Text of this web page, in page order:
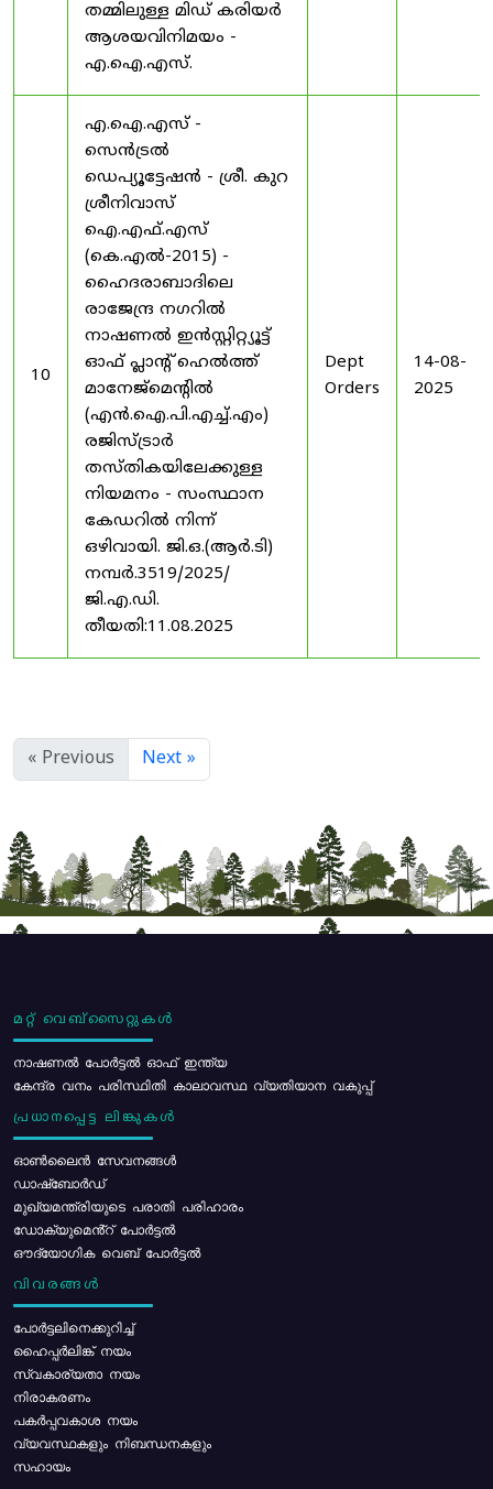
തമ്മിലുള്ള മിഡ് കരിയർ
ആശയവിനിമയം -
എ.ഐ.എസ്.
10
എ.ഐ.എസ് -
സെൻട്രൽ
ഡെപ്യൂട്ടേഷൻ - ശ്രീ. കുറ
ശ്രീനിവാസ്
ഐ.എഫ്.എസ്
(കെ.എൽ-2015) -
ഹൈദരാബാദിലെ
രാജേന്ദ്ര നഗറിൽ
നാഷണൽ ഇൻസ്റ്റിറ്റ്യൂട്ട്
ഓഫ് പ്ലാന്റ് ഹെൽത്ത്
മാനേജ്‌മെന്റിൽ
(എൻ.ഐ.പി.എച്ച്.എം)
രജിസ്ട്രാർ
തസ്തികയിലേക്കുള്ള
നിയമനം - സംസ്ഥാന
കേഡറിൽ നിന്ന്
ഒഴിവായി. ജി.ഒ.(ആർ.ടി)
നമ്പർ.3519/2025/
ജി.എ.ഡി.
തീയതി:11.08.2025
Dept
Orders
14-08-
2025
« Previous Next »
മറ്റ് വെബ്സൈറ്റുകൾ
നാഷണൽ പോർട്ടൽ ഓഫ് ഇന്ത്യ
കേന്ദ്ര വനം പരിസ്ഥിതി കാലാവസ്ഥ വ്യതിയാന വകുപ്പ്
പ്രധാനപ്പെട്ട ലിങ്കുകൾ
ഓൺലൈൻ സേവനങ്ങൾ
ഡാഷ്ബോർഡ്
മുഖ്യമന്ത്രിയുടെ പരാതി പരിഹാരം
ഡോക്യുമെൻ്റ് പോർട്ടൽ
ഔദ്യോഗിക വെബ് പോർട്ടൽ
വിവരങ്ങൾ
പോര്‍ട്ടലിനെക്കുറിച്ച്
ഹൈപ്പർലിങ്ക് നയം
സ്വകാര്യതാ നയം
നിരാകരണം
പകർപ്പവകാശ നയം
വ്യവസ്ഥകളും നിബന്ധനകളും
സഹായം